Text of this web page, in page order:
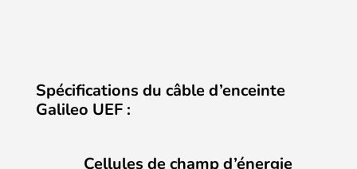
Spécifications du câble d’enceinte
Galileo UEF :
Cellules de champ d’énergie